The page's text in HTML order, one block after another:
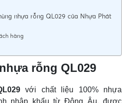
nhựa rỗng QL029 của Nhựa Phát
hàng
rỗng QL029
với chất liệu 100% nhựa
nhập khẩu từ Đông Âu, được